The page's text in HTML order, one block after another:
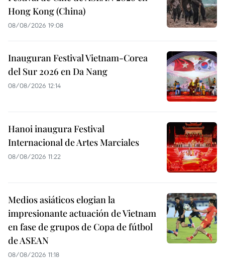
Hong Kong (China)
08/08/2026 19:08
Inauguran Festival Vietnam-Corea
del Sur 2026 en Da Nang
08/08/2026 12:14
Hanoi inaugura Festival
Internacional de Artes Marciales
08/08/2026 11:22
Medios asiáticos elogian la
impresionante actuación de Vietnam
en fase de grupos de Copa de fútbol
de ASEAN
08/08/2026 11:18